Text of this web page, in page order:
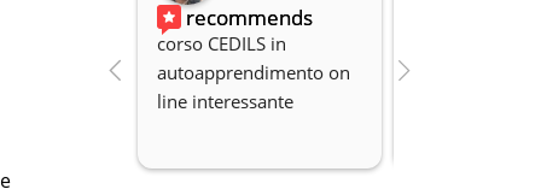
recommends
corso CEDILS in
autoapprendimento on
line interessante